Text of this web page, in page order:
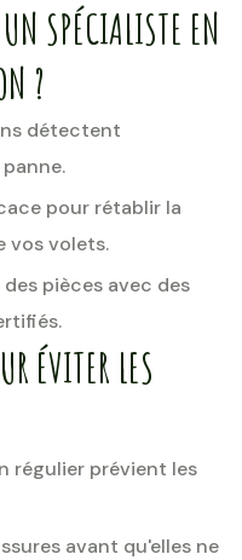
SPÉCIALISTE EN
?
détectent
pour rétablir la
vos volets.
pièces avec des
ÉVITER LES
régulier prévient les
avant qu'elles ne